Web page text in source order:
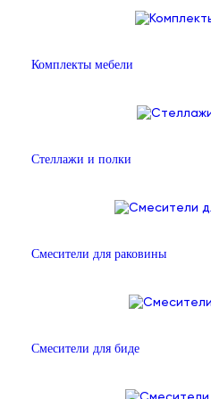
Комплекты мебели
Стеллажи и полки
Смесители для раковины
Смесители для биде